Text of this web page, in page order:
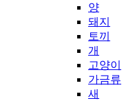
양
돼지
토끼
개
고양이
가금류
새